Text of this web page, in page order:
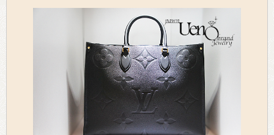
> お知らせ
> キャンペーン情報
> 会社概要
> アクセス